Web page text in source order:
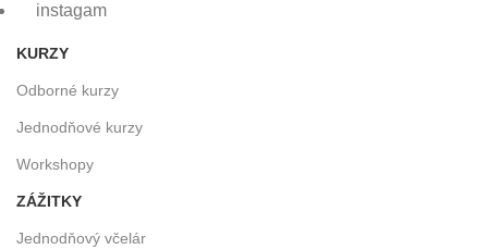
instagam
KURZY
Odborné kurzy
Jednodňové kurzy
Workshopy
ZÁŽITKY
Jednodňový včelár